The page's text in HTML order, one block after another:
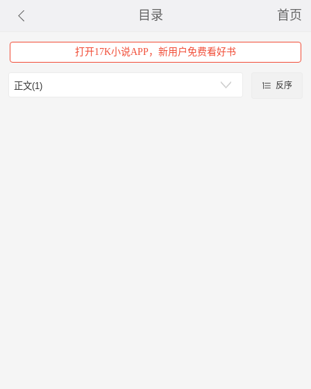
目录 首页
打开17K小说APP，新用户免费看好书
反序